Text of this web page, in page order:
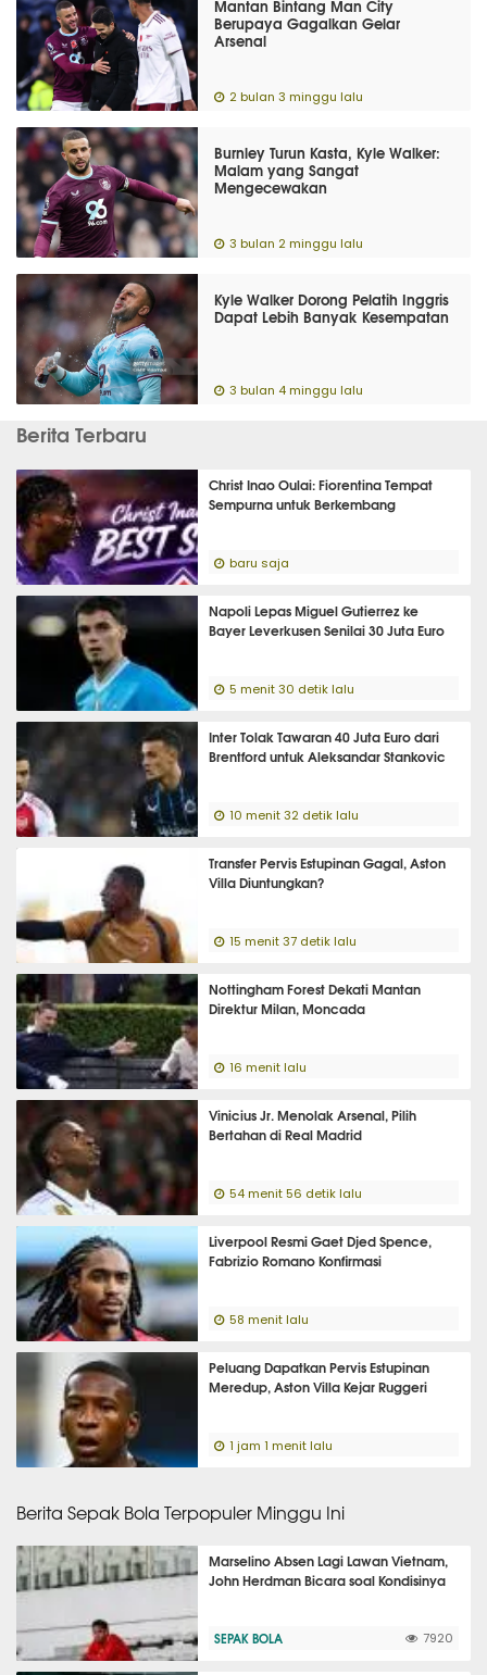
Mantan Bintang Man City
Berupaya Gagalkan Gelar
Arsenal
2 bulan 3 minggu lalu
Burnley Turun Kasta, Kyle Walker:
Malam yang Sangat
Mengecewakan
3 bulan 2 minggu lalu
Kyle Walker Dorong Pelatih Inggris
Dapat Lebih Banyak Kesempatan
3 bulan 4 minggu lalu
Berita Terbaru
Christ Inao Oulai: Fiorentina Tempat
Sempurna untuk Berkembang
baru saja
Napoli Lepas Miguel Gutierrez ke
Bayer Leverkusen Senilai 30 Juta Euro
5 menit 30 detik lalu
Inter Tolak Tawaran 40 Juta Euro dari
Brentford untuk Aleksandar Stankovic
10 menit 32 detik lalu
Transfer Pervis Estupinan Gagal, Aston
Villa Diuntungkan?
15 menit 37 detik lalu
Nottingham Forest Dekati Mantan
Direktur Milan, Moncada
16 menit lalu
Vinicius Jr. Menolak Arsenal, Pilih
Bertahan di Real Madrid
54 menit 56 detik lalu
Liverpool Resmi Gaet Djed Spence,
Fabrizio Romano Konfirmasi
58 menit lalu
Peluang Dapatkan Pervis Estupinan
Meredup, Aston Villa Kejar Ruggeri
1 jam 1 menit lalu
Berita Sepak Bola Terpopuler Minggu Ini
Marselino Absen Lagi Lawan Vietnam,
John Herdman Bicara soal Kondisinya
SEPAK BOLA 7920